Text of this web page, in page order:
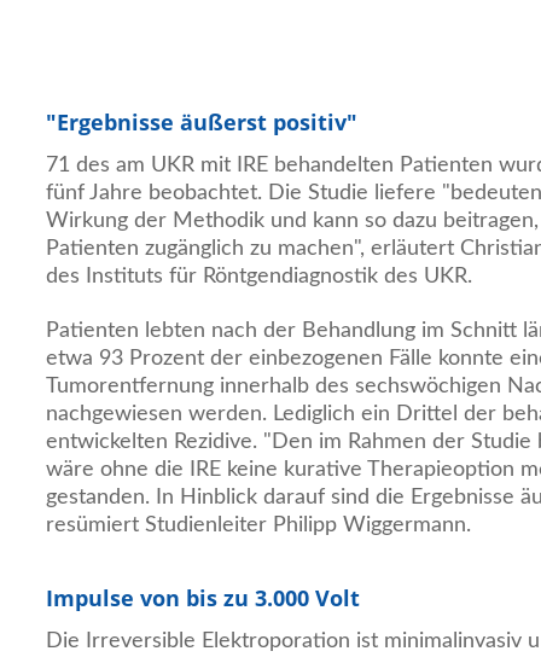
"Ergebnisse äußerst positiv"
71 des am UKR mit IRE behandelten Patienten
fünf Jahre beobachtet. Die Studie liefere
Wirkung der Methodik und kann so dazu
Patienten zugänglich zu machen", erläutert
des Instituts für Röntgendiagnostik des UKR.
Patienten lebten nach der Behandlung im Schnitt
etwa 93 Prozent der einbezogenen Fälle konnte
Tumorentfernung innerhalb des sechswöchigen
nachgewiesen werden. Lediglich ein Drittel der
entwickelten Rezidive. "Den im Rahmen der
wäre ohne die IRE keine kurative Therapieoption
gestanden. In Hinblick darauf sind die Ergebnisse
resümiert Studienleiter Philipp Wiggermann.
Impulse von bis zu 3.000 Volt
Die Irreversible Elektroporation ist minimalinvasiv